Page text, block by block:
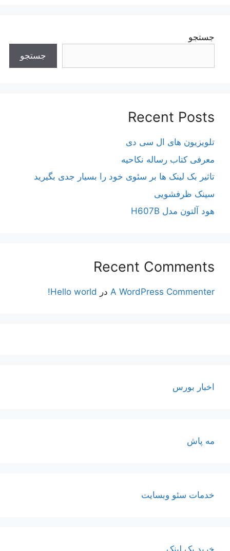
جستجو
جستجو
Recent Posts
تلویزیون های ال سی دی
معرفی کتاب رساله نکاحیه
تاثیر بک لینک ها بر سئوی خود را بسیار جدی بگیرید
سینک ظرفشویی
هود آلتون مدل H607B
Recent Comments
A WordPress Commenter در Hello world!
اخبار بورس
مه پاش
خدمات سئو وبسایت
خرید بک لینک